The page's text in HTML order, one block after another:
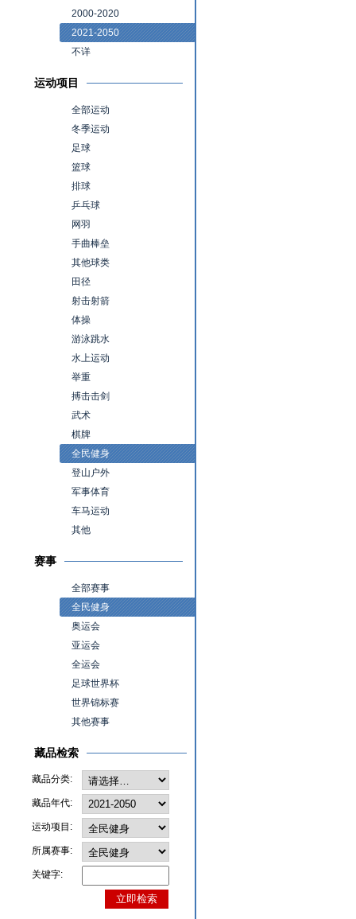
2000-2020
2021-2050
不详
运动项目
全部运动
冬季运动
足球
篮球
排球
乒乓球
网羽
手曲棒垒
其他球类
田径
射击射箭
体操
游泳跳水
水上运动
举重
搏击击剑
武术
棋牌
全民健身
登山户外
军事体育
车马运动
其他
赛事
全部赛事
全民健身
奥运会
亚运会
全运会
足球世界杯
世界锦标赛
其他赛事
藏品检索
藏品分类:
藏品年代:
运动项目:
所属赛事:
关键字: